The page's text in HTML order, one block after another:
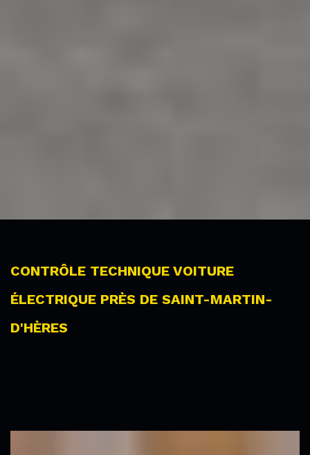
CONTRÔLE TECHNIQUE VOITURE
ÉLECTRIQUE PRÈS DE SAINT-MARTIN-
D'HÈRES